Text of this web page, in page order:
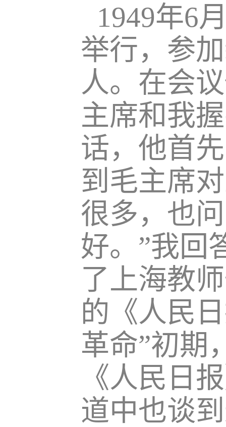
1949年6
举行，参
人。在会
主席和我
话，他首
到毛主席
很多，也
好。”我回
了上海教
的《人民
革命”初期
《人民日
道中也谈